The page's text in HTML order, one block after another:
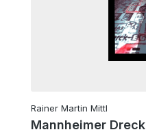
Rainer Martin Mittl
Mannheimer Dreck